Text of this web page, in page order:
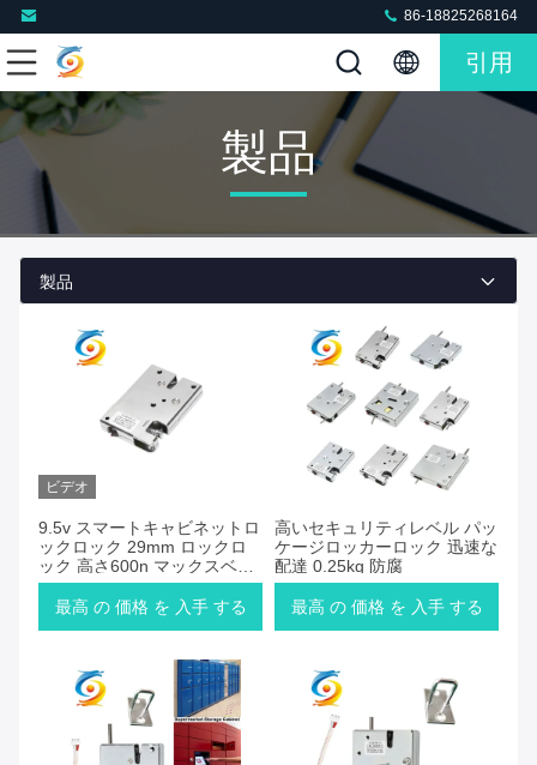
86-18825268164
引用
製品
製品
ビデオ
9.5v スマートキャビネットロ
ックロック 29mm ロックロ
ック 高さ600n マックスベア
リングフォース
最高 の 価格 を 入手 する
高いセキュリティレベル パッ
ケージロッカーロック 迅速な
配達 0.25kg 防腐
最高 の 価格 を 入手 する